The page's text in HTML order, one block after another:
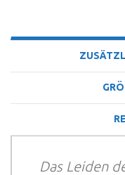
Das Leiden